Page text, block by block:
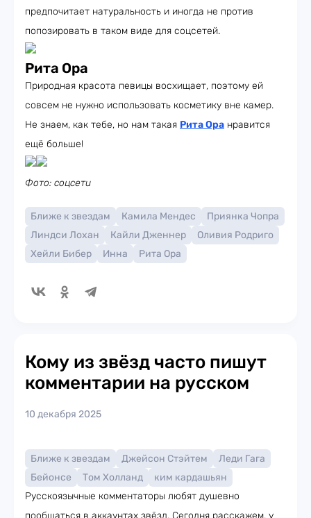
предпочитает натуральность и иногда не против
попозировать в таком виде для соцсетей.
Рита Ора
Природная красота певицы восхищает, поэтому ей
совсем не нужно использовать косметику вне камер.
Не знаем, как тебе, но нам такая Рита Ора нравится
ещё больше!
Фото: соцсети
Ближе к звездам Камила Мендес
Приянка Чопра
Линдси Лохан
Кайли Дженнер
Оливия Родриго
Хейли Бибер
Инна Рита Ора
Кому из звёзд часто пишут
комментарии на русском
10 декабря 2025
Ближе к звездам Джейсон Стэйтем
Леди Гага
Бейонсе
Том Холланд
ким кардашьян
Русскоязычные комментаторы любят душевно
пообщаться в аккаунтах звёзд. Сегодня расскажем, у